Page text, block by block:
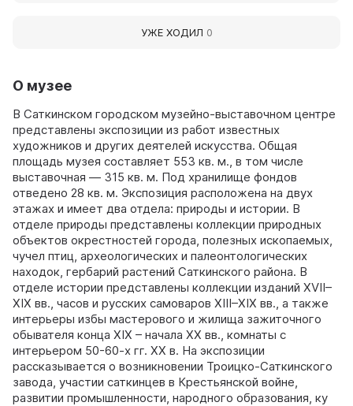
О музее
В Саткинском городском музейно-выставочном центре
представлены экспозиции из работ известных
художников и других деятелей искусства. Общая
площадь музея составляет 553 кв. м., в том числе
выставочная — 315 кв. м. Под хранилище фондов
отведено 28 кв. м. Экспозиция расположена на двух
этажах и имеет два отдела: природы и истории. В
отделе природы представлены коллекции природных
объектов окрестностей города, полезных ископаемых,
чучел птиц, археологических и палеонтологических
находок, гербарий растений Саткинского района. В
отделе истории представлены коллекции изданий XVII–
XIX вв., часов и русских самоваров XIII–XIX вв., а также
интерьеры избы мастерового и жилища зажиточного
обывателя конца XIX – начала XX вв., комнаты с
интерьером 50-60-х гг. XX в. На экспозиции
рассказывается о возникновении Троицко-Саткинского
завода, участии саткинцев в Крестьянской войне,
развитии промышленности, народного образования, ку
УЖЕ ХОДИЛ 0